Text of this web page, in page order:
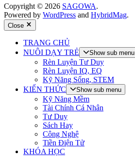
Copyright © 2026 SAGOWA.
Powered by WordPress and HybridMag.
Close
TRANG CHỦ
NUÔI DẠY TRẺ
Show sub menu
Rèn Luyện Tư Duy
Rèn Luyện IQ, EQ
Kỹ Năng Sống, STEM
KIẾN THỨC
Show sub menu
Kỹ Năng Mềm
Tài Chính Cá Nhân
Tư Duy
Sách Hay
Công Nghệ
Tiền Điện Tử
KHÓA HỌC